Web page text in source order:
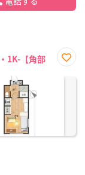
1K-【角部
に入